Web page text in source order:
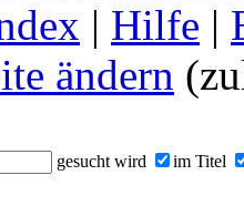
| Hilfe |
ändern
gesucht wird im Titel